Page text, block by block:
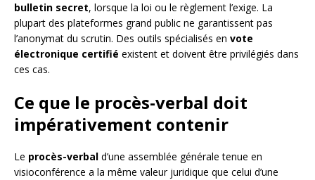
bulletin secret, lorsque la loi ou le règlement l’exige. La
plupart des plateformes grand public ne garantissent pas
l’anonymat du scrutin. Des outils spécialisés en vote
électronique certifié existent et doivent être privilégiés dans
ces cas.
Ce que le procès-verbal doit
impérativement contenir
Le procès-verbal d’une assemblée générale tenue en
visioconférence a la même valeur juridique que celui d’une